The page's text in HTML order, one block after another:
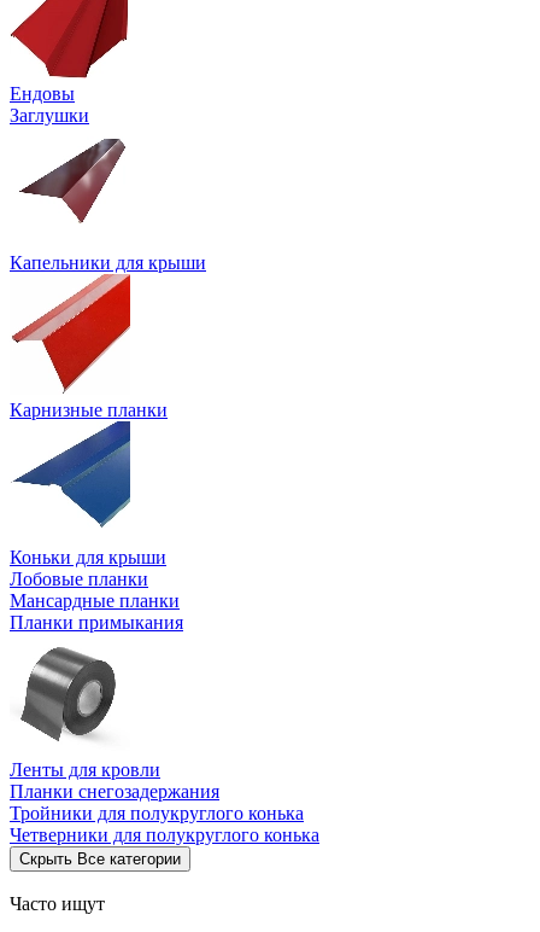
Ендовы
Заглушки
Капельники для крыши
Карнизные планки
Коньки для крыши
Лобовые планки
Мансардные планки
Планки примыкания
Ленты для кровли
Планки снегозадержания
Тройники для полукруглого конька
Четверники для полукруглого конька
Скрыть Все категории
Часто ищут